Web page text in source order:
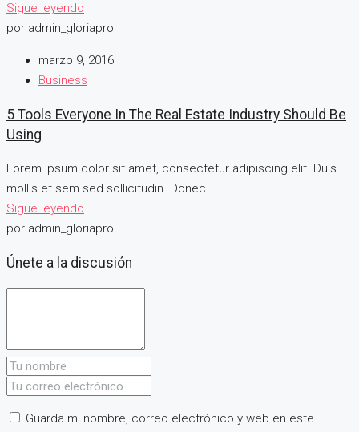
Sigue leyendo
por admin_gloriapro
marzo 9, 2016
Business
5 Tools Everyone In The Real Estate Industry Should Be
Using
Lorem ipsum dolor sit amet, consectetur adipiscing elit. Duis
mollis et sem sed sollicitudin. Donec...
Sigue leyendo
por admin_gloriapro
Únete a la discusión
Guarda mi nombre, correo electrónico y web en este